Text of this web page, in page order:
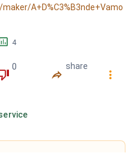
A+D%C3%B3nde+Vamo
4
0
󰤲
share
󰇙